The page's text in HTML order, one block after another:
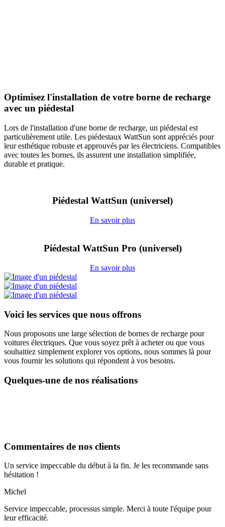
Optimisez l'installation de votre borne de recharge
avec un piédestal
Lors de l'installation d'une borne de recharge, un piédestal est
particulièrement utile. Les piédestaux WattSun sont appréciés pour
leur esthétique robuste et approuvés par les électriciens. Compatibles
avec toutes les bornes, ils assurent une installation simplifiée,
durable et pratique.
Piédestal WattSun (universel)
En savoir plus
Piédestal WattSun Pro (universel)
En savoir plus
Voici les services que nous offrons
Nous proposons une large sélection de bornes de recharge pour
voitures électriques. Que vous soyez prêt à acheter ou que vous
souhaitiez simplement explorer vos options, nous sommes là pour
vous fournir les solutions qui répondent à vos besoins.
Quelques-une de nos réalisations
Commentaires de nos clients
Un service impeccable du début à la fin. Je les recommande sans
hésitation !
Michel
Service impeccable, processus simple. Merci à toute l'équipe pour
leur efficacité.